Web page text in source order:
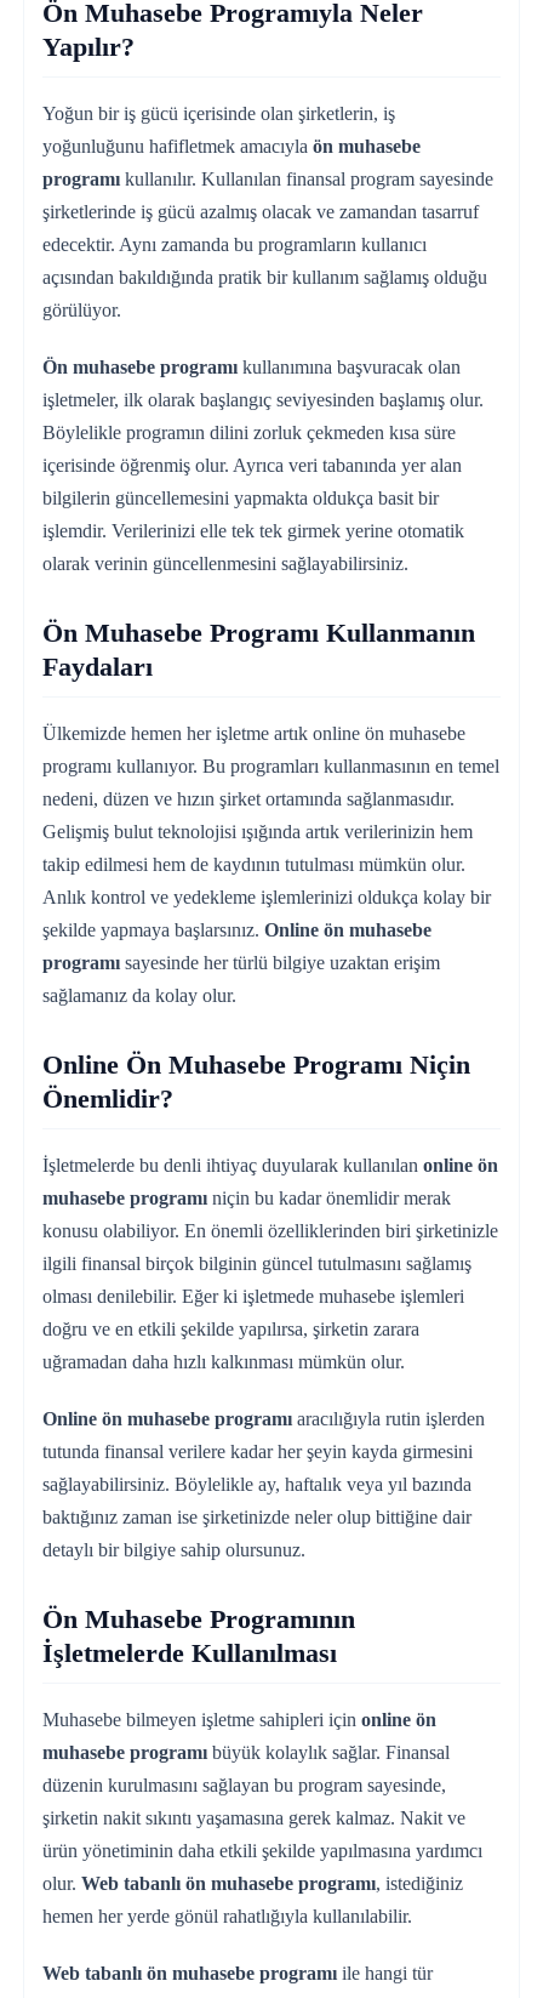
Ön Muhasebe Programıyla Neler
Yapılır?
Yoğun bir iş gücü içerisinde olan şirketlerin, iş
yoğunluğunu hafifletmek amacıyla ön muhasebe
programı kullanılır. Kullanılan finansal program sayesinde
şirketlerinde iş gücü azalmış olacak ve zamandan tasarruf
edecektir. Aynı zamanda bu programların kullanıcı
açısından bakıldığında pratik bir kullanım sağlamış olduğu
görülüyor.
Ön muhasebe programıkullanımına başvuracak olan
işletmeler, ilk olarak başlangıç seviyesinden başlamış olur.
Böylelikle programın dilini zorluk çekmeden kısa süre
içerisinde öğrenmiş olur. Ayrıca veri tabanında yer alan
bilgilerin güncellemesini yapmakta oldukça basit bir
işlemdir. Verilerinizi elle tek tek girmek yerine otomatik
olarak verinin güncellenmesini sağlayabilirsiniz.
Ön Muhasebe Programı Kullanmanın
Faydaları
Ülkemizde hemen her işletme artık online ön muhasebe
programı kullanıyor. Bu programları kullanmasının en temel
nedeni, düzen ve hızın şirket ortamında sağlanmasıdır.
Gelişmiş bulut teknolojisi ışığında artık verilerinizin hem
takip edilmesi hem de kaydının tutulması mümkün olur.
Anlık kontrol ve yedekleme işlemlerinizi oldukça kolay bir
şekilde yapmaya başlarsınız. Online ön muhasebe
programısayesinde her türlü bilgiye uzaktan erişim
sağlamanız da kolay olur.
Online Ön Muhasebe Programı Niçin
Önemlidir?
İşletmelerde bu denli ihtiyaç duyularak kullanılan online ön
muhasebe programıniçin bu kadar önemlidir merak
konusu olabiliyor. En önemli özelliklerinden biri şirketinizle
ilgili finansal birçok bilginin güncel tutulmasını sağlamış
olması denilebilir. Eğer ki işletmede muhasebe işlemleri
doğru ve en etkili şekilde yapılırsa, şirketin zarara
uğramadan daha hızlı kalkınması mümkün olur.
Online ön muhasebe programıaracılığıyla rutin işlerden
tutunda finansal verilere kadar her şeyin kayda girmesini
sağlayabilirsiniz. Böylelikle ay, haftalık veya yıl bazında
baktığınız zaman ise şirketinizde neler olup bittiğine dair
detaylı bir bilgiye sahip olursunuz.
Ön Muhasebe Programının
İşletmelerde Kullanılması
Muhasebe bilmeyen işletme sahipleri için online ön
muhasebe programıbüyük kolaylık sağlar. Finansal
düzenin kurulmasını sağlayan bu program sayesinde,
şirketin nakit sıkıntı yaşamasına gerek kalmaz. Nakit ve
ürün yönetiminin daha etkili şekilde yapılmasına yardımcı
olur. Web tabanlı ön muhasebe programı, istediğiniz
hemen her yerde gönül rahatlığıyla kullanılabilir.
Web tabanlı ön muhasebe programıile hangi tür